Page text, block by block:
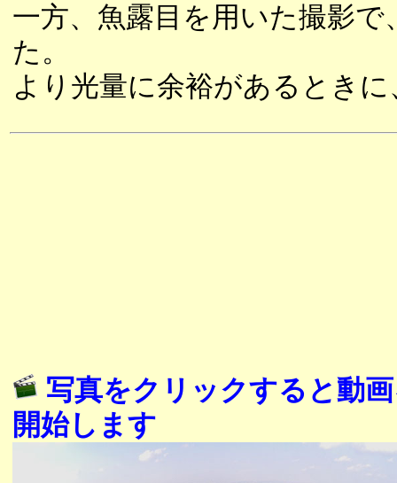
一方、魚露目を用いた撮影
た。
より光量に余裕があるとき
写真をクリックすると動
開始します